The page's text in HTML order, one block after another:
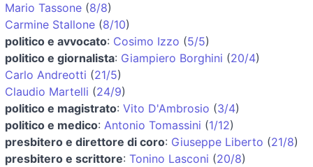
Mario Tassone (8/8)
Carmine Stallone (8/10)
politico e avvocato: Cosimo Izzo (5/5)
politico e giornalista: Giampiero Borghini (20/4)
Carlo Andreotti (21/5)
Claudio Martelli (24/9)
politico e magistrato: Vito D'Ambrosio (3/4)
politico e medico: Antonio Tomassini (1/12)
presbitero e direttore di coro: Giuseppe Liberto (21/8)
presbitero e scrittore: Tonino Lasconi (20/8)